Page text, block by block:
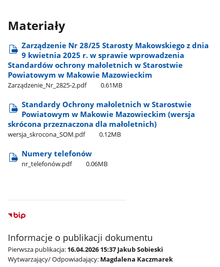
Materiały
Zarządzenie Nr 28/25 Starosty Makowskiego z dnia
9 kwietnia 2025 r. w sprawie wprowadzenia
Standardów ochrony małoletnich w Starostwie
Powiatowym w Makowie Mazowieckim
Zarządzenie​_Nr​_2825-2.pdf 0.61MB
Standardy Ochrony małoletnich w Starostwie
Powiatowym w Makowie Mazowieckim (wersja
skrócona przeznaczona dla małoletnich)
wersja​_skrocona​_SOM.pdf 0.12MB
Numery telefonów
nr​_telefonów.pdf 0.06MB
Informacje o publikacji dokumentu
Pierwsza publikacja: 16.04.2026 15:37 Jakub Sobieski
Wytwarzający/ Odpowiadający: Magdalena Kaczmarek